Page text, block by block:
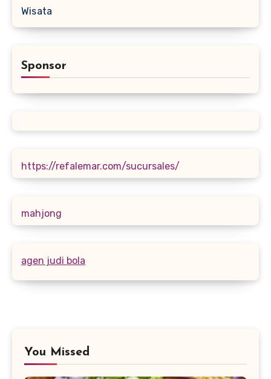
Wisata
Sponsor
https://refalemar.com/sucursales/
mahjong
agen judi bola
You Missed